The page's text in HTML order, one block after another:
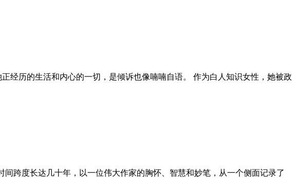
经历的生活和内心的一切，是倾诉也像喃喃自语。 作为白人知识女性，她被政
跨度长达几十年，以一位伟大作家的胸怀、智慧和妙笔，从一个侧面记录了